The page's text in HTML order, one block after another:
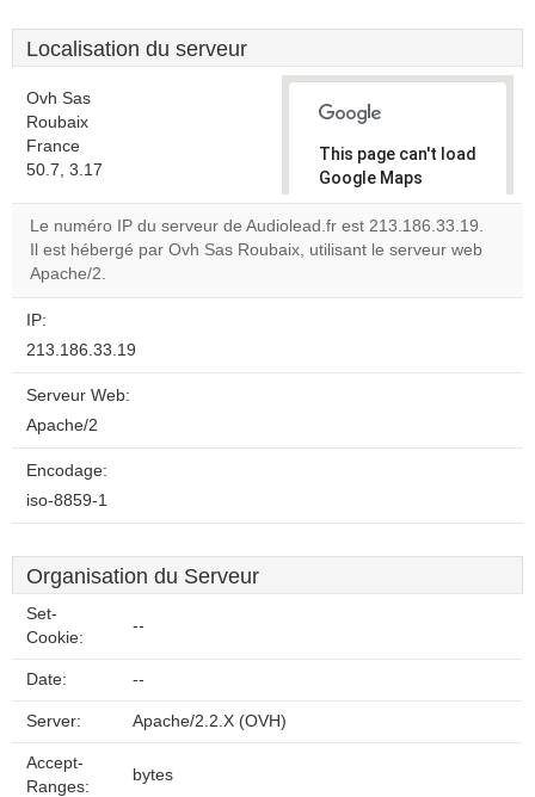
Localisation du serveur
Ovh Sas
Roubaix
France
50.7, 3.17
This page can't load
Google Maps
correctly.
Do you
Le numéro IP du serveur de Audiolead.fr est 213.186.33.19.
Il est hébergé par Ovh Sas Roubaix, utilisant le serveur web
Apache/2.
IP:
213.186.33.19
Serveur Web:
Apache/2
Encodage:
iso-8859-1
Organisation du Serveur
Set-
Cookie:
--
Date: --
Server: Apache/2.2.X (OVH)
Accept-
Ranges:
bytes